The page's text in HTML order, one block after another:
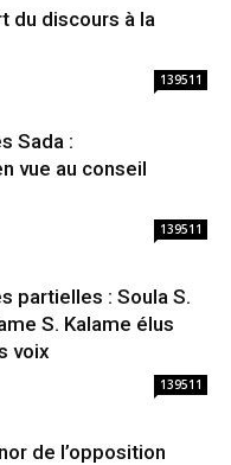
du discours à la
139511
Sada :
vue au conseil
139511
partielles : Soula S.
S. Kalame élus
voix
139511
de l’opposition